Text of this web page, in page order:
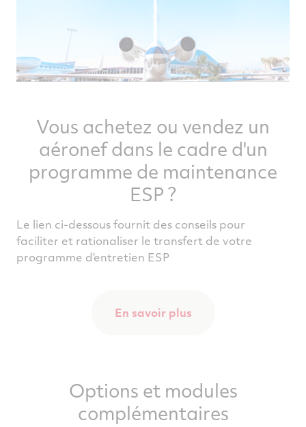
Vous achetez ou vendez un
aéronef dans le cadre d'un
programme de maintenance
ESP ?
Le lien ci-dessousfournit des conseils pour
faciliter et rationaliser le transfert de votre
programme d’entretien ESP
En savoir plus
Options et modules
complémentaires